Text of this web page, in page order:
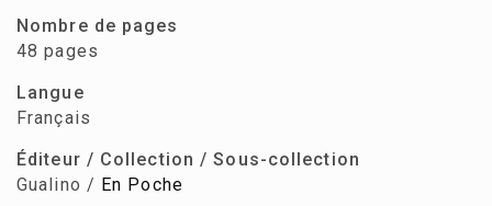
Nombre de pages
48 pages
Langue
Français
Éditeur / Collection / Sous-collection
Gualino / En Poche